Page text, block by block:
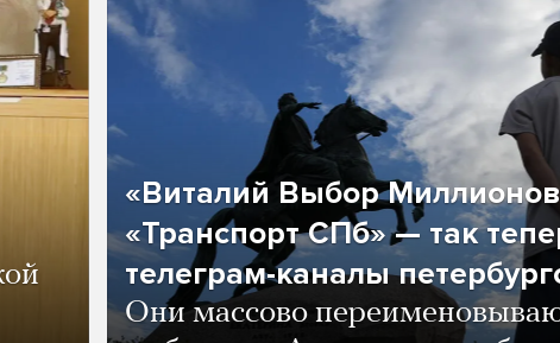
«Виталий Выбор
«Транспорт СПб» — так
телеграм-каналы
Они массово